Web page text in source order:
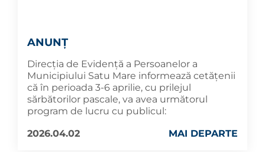
ANUNȚ
Direcția de Evidență a Persoanelor a
Municipiului Satu Mare informează cetățenii
că în perioada 3-6 aprilie, cu prilejul
sărbătorilor pascale, va avea următorul
program de lucru cu publicul:
2026.04.02
MAI DEPARTE